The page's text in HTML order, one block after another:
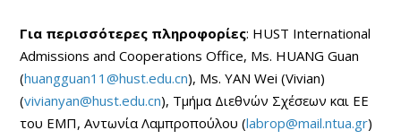
Για περισσότερες πληροφορίες: HUST International
Admissions and Cooperations Office, Ms. HUANG Guan
(huangguan11@hust.edu.cn), Ms. YAN Wei (Vivian)
(vivianyan@hust.edu.cn), Τμήμα Διεθνών Σχέσεων και ΕΕ
του ΕΜΠ, Αντωνία Λαμπροπούλου (labrop@mail.ntua.gr)